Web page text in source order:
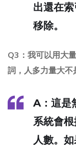
出還在
移除。
Q3：我可以用大
詞，人多力量大不
A ：這
系統會
人數。